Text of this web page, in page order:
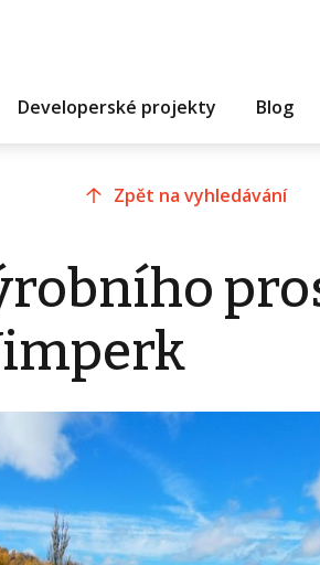
Developerské projekty Blog
Zpět na vyhledávání